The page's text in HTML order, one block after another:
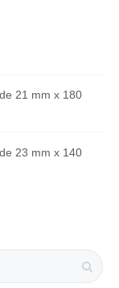
21 mm x 180
23 mm x 140